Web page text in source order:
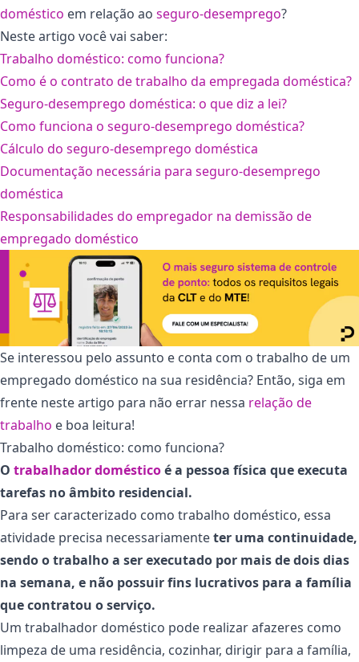
doméstico em relação ao seguro-desemprego?
Neste artigo você vai saber:
Trabalho doméstico: como funciona?
Como é o contrato de trabalho da empregada doméstica?
Seguro-desemprego doméstica: o que diz a lei?
Como funciona o seguro-desemprego doméstica?
Cálculo do seguro-desemprego doméstica
Documentação necessária para seguro-desemprego
doméstica
Responsabilidades do empregador na demissão de
empregado doméstico
Se interessou pelo assunto e conta com o trabalho de um
empregado doméstico na sua residência? Então, siga em
frente neste artigo para não errar nessa relação de
trabalho e boa leitura!
Trabalho doméstico: como funciona?
O trabalhador domésticoé a pessoa física que executa
tarefas no âmbito residencial.
Para ser caracterizado como trabalho doméstico, essa
atividade precisa necessariamenteter uma continuidade,
sendo o trabalho a ser executado por mais de dois dias
na semana, e não possuir fins lucrativos para a família
que contratou o serviço.
Um trabalhador doméstico pode realizar afazeres como
limpeza de uma residência, cozinhar, dirigir para a família,